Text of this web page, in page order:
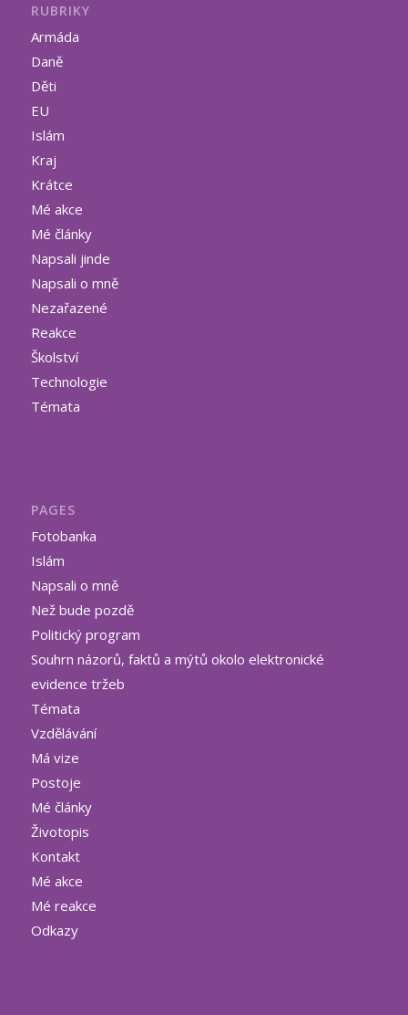
RUBRIKY
Armáda
Daně
Děti
EU
Islám
Kraj
Krátce
Mé akce
Mé články
Napsali jinde
Napsali o mně
Nezařazené
Reakce
Školství
Technologie
Témata
PAGES
Fotobanka
Islám
Napsali o mně
Než bude pozdě
Politický program
Souhrn názorů, faktů a mýtů okolo elektronické
evidence tržeb
Témata
Vzdělávání
Má vize
Postoje
Mé články
Životopis
Kontakt
Mé akce
Mé reakce
Odkazy